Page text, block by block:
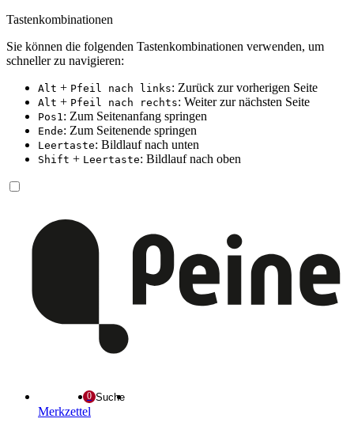
Tastenkombinationen
Sie können die folgenden Tastenkombinationen verwenden, um
schneller zu navigieren:
Alt + Pfeil nach links: Zurück zur vorherigen Seite
Alt + Pfeil nach rechts: Weiter zur nächsten Seite
Pos1: Zum Seitenanfang springen
Ende: Zum Seitenende springen
Leertaste: Bildlauf nach unten
Shift + Leertaste: Bildlauf nach oben
Merkzettel
Suche